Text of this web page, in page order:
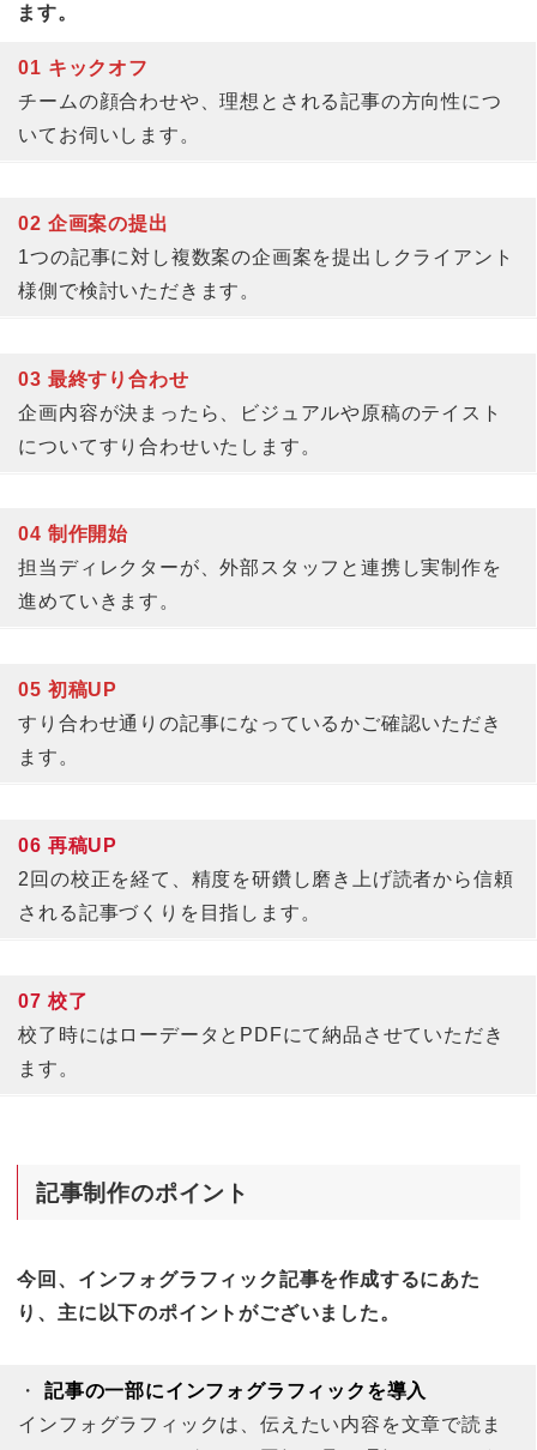
ます。
01 キックオフ
チームの顔合わせや、理想とされる記事の方向性につ
いてお伺いします。
02 企画案の提出
1つの記事に対し複数案の企画案を提出しクライアント
様側で検討いただきます。
03 最終すり合わせ
企画内容が決まったら、ビジュアルや原稿のテイスト
についてすり合わせいたします。
04 制作開始
担当ディレクターが、外部スタッフと連携し実制作を
進めていきます。
05 初稿UP
すり合わせ通りの記事になっているかご確認いただき
ます。
06 再稿UP
2回の校正を経て、精度を研鑽し磨き上げ読者から信頼
される記事づくりを目指します。
07 校了
校了時にはローデータとPDFにて納品させていただき
ます。
記事制作のポイント
今回、インフォグラフィック記事を作成するにあた
り、主に以下のポイントがございました。
・ 記事の一部にインフォグラフィックを導入
インフォグラフィックは、伝えたい内容を文章で読ま